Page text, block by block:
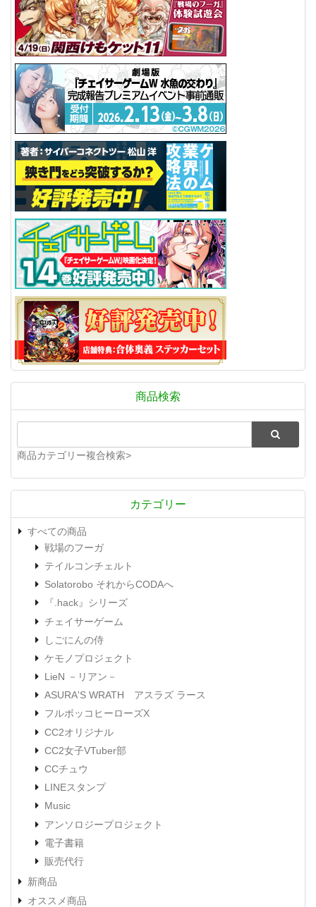
商品検索
商品カテゴリー複合検索>
カテゴリー
すべての商品
戦場のフーガ
テイルコンチェルト
Solatorobo それからCODAへ
『.hack』シリーズ
チェイサーゲーム
しごにんの侍
ケモノプロジェクト
LieN －リアン－
ASURA'S WRATH アスラズ ラース
フルボッコヒーローズX
CC2オリジナル
CC2女子VTuber部
CCチュウ
LINEスタンプ
Music
アンソロジープロジェクト
電子書籍
販売代行
新商品
オススメ商品